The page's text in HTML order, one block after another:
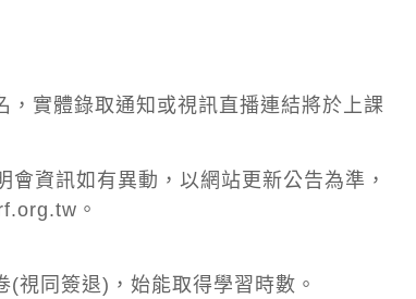
實體錄取通知或視訊直播連結將於上課
資訊如有異動，以網站更新公告為準，
。
視同簽退)，始能取得學習時數。